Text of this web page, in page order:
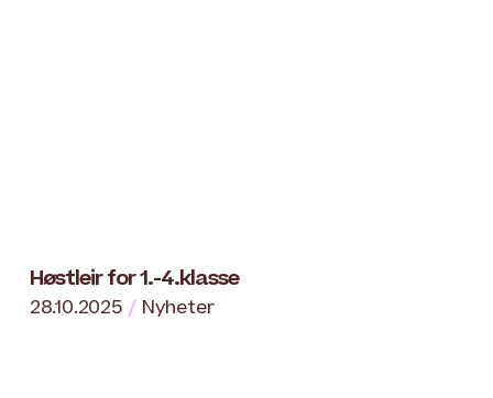
Høstleir for 1.-4.klasse
28.10.2025 Nyheter